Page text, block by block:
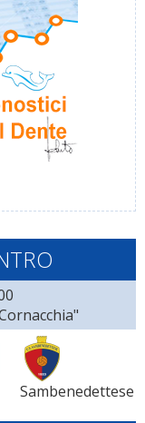
Sambenedettese